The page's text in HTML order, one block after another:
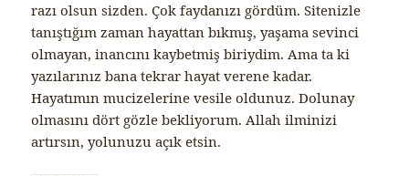
razı olsun sizden. Çok faydanızı gördüm. Sitenizle
tanıştığım zaman hayattan bıkmış, yaşama sevinci
olmayan, inancını kaybetmiş biriydim. Ama ta ki
yazılarınız bana tekrar hayat verene kadar.
Hayatımın mucizelerine vesile oldunuz. Dolunay
olmasını dört gözle bekliyorum. Allah ilminizi
artırsın, yolunuzu açık etsin.